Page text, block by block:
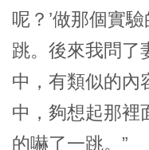
呢？’做那個實
跳。後來我問了
中，有類似的內
中，夠想起那裡
的嚇了一跳。”